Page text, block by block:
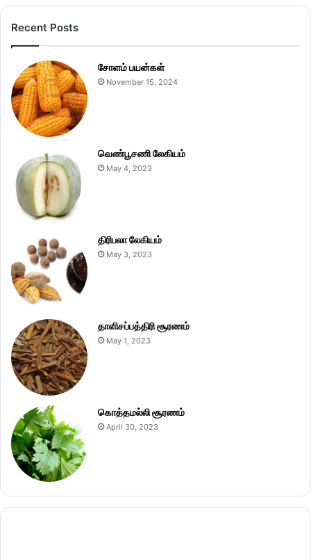
Recent Posts
சோளம் பயன்கள்
November 15, 2024
வெண்பூசணி லேகியம்
May 4, 2023
திரிபலா லேகியம்
May 3, 2023
தாளிசப்பத்திரி சூரணம்
May 1, 2023
கொத்தமல்லி சூரணம்
April 30, 2023